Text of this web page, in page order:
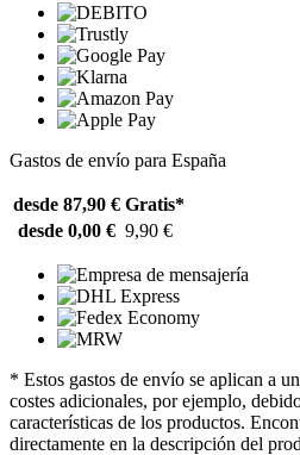
Gastos de envío para España
desde 87,90 € Gratis*
desde 0,00 € 9,90 €
* Estos gastos de envío se aplican a
costes adicionales, por ejemplo,
características de los productos.
directamente en la descripción del